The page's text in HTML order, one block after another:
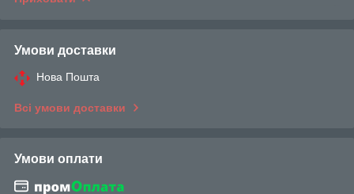
Умови доставки
Нова Пошта
Всі умови доставки
Умови оплати